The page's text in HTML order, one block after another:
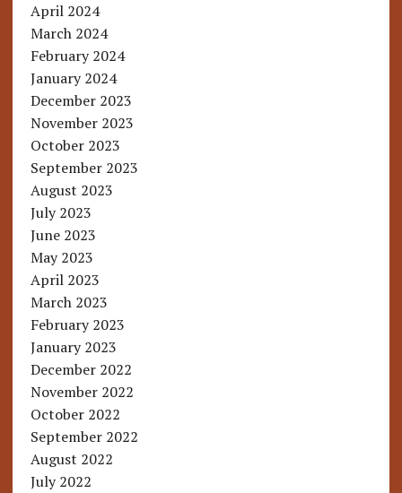
April 2024
March 2024
February 2024
January 2024
December 2023
November 2023
October 2023
September 2023
August 2023
July 2023
June 2023
May 2023
April 2023
March 2023
February 2023
January 2023
December 2022
November 2022
October 2022
September 2022
August 2022
July 2022